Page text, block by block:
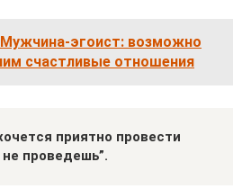
Мужчина-эгоист: возможно
счастливые отношения
приятно провести
проведешь”.